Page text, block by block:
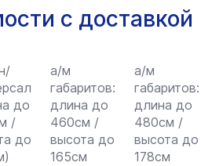
с доставкой
до
/
до
а/м
габаритов:
длина до
460см /
высота до
165см
а/м
габаритов:
длина до
480см /
высота до
178см